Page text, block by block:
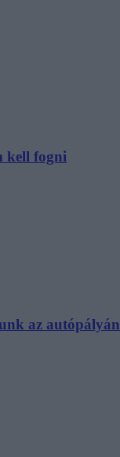
kell fogni
az autópályán